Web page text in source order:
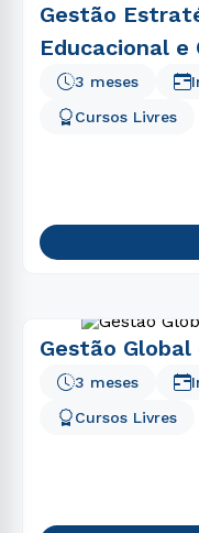
Gestão
Educacional e
Cursos Livres
3 meses
Gestão Global
3 meses
Cursos Livres